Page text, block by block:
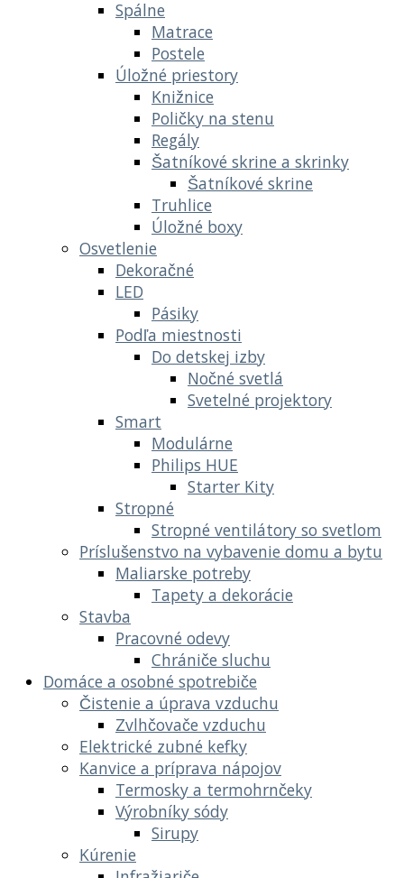
Spálne
Matrace
Postele
Úložné priestory
Knižnice
Poličky na stenu
Regály
Šatníkové skrine a skrinky
Šatníkové skrine
Truhlice
Úložné boxy
Osvetlenie
Dekoračné
LED
Pásiky
Podľa miestnosti
Do detskej izby
Nočné svetlá
Svetelné projektory
Smart
Modulárne
Philips HUE
Starter Kity
Stropné
Stropné ventilátory so svetlom
Príslušenstvo na vybavenie domu a bytu
Maliarske potreby
Tapety a dekorácie
Stavba
Pracovné odevy
Chrániče sluchu
Domáce a osobné spotrebiče
Čistenie a úprava vzduchu
Zvlhčovače vzduchu
Elektrické zubné kefky
Kanvice a príprava nápojov
Termosky a termohrnčeky
Výrobníky sódy
Sirupy
Kúrenie